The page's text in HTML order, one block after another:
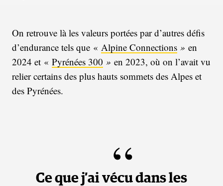
On retrouve là les valeurs portées par d’autres défis
d’endurance tels que « Alpine Connections » en
2024 et « Pyrénées 300 » en 2023, où on l’avait vu
relier certains des plus hauts sommets des Alpes et
des Pyrénées.
Ce que j’ai vécu dans les